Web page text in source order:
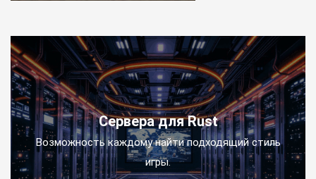
Сервера для Rust
Возможность каждому найти подходящий стиль
игры.